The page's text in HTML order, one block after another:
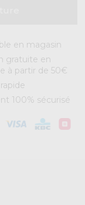
en magasin
gratuite en
à partir de 50€
100% sécurisé